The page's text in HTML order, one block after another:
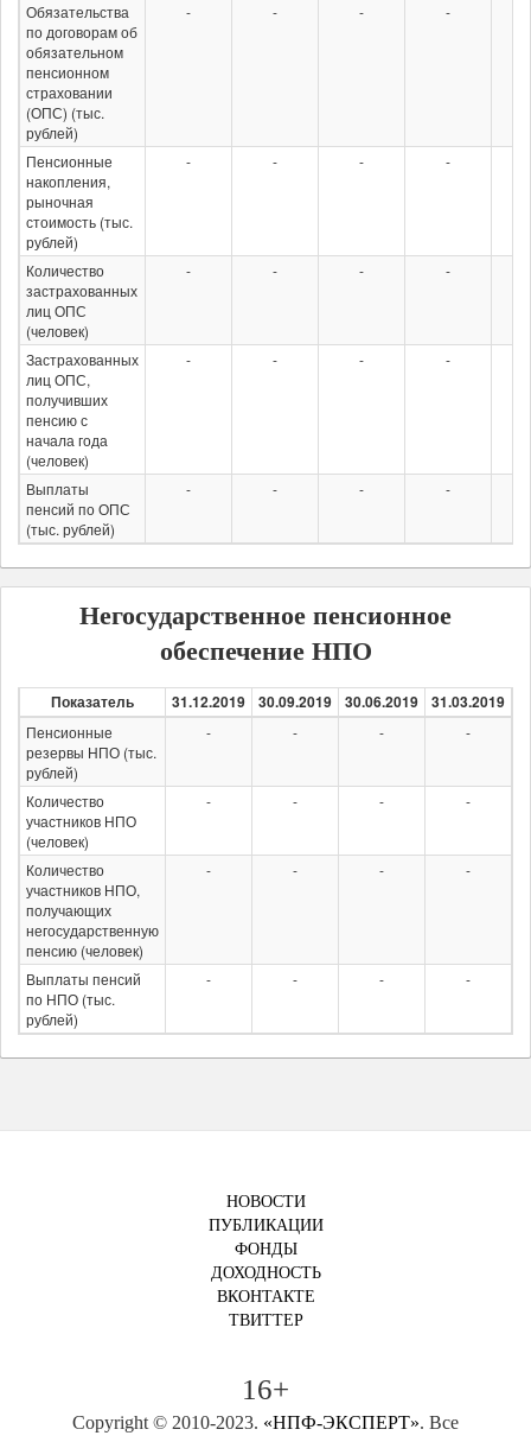
Обязательства
по договорам об
обязательном
пенсионном
страховании
(ОПС) (тыс.
рублей)
- - - -
Пенсионные
накопления,
рыночная
стоимость (тыс.
рублей)
- - - -
Количество
застрахованных
лиц ОПС
(человек)
- - - -
Застрахованных
лиц ОПС,
получивших
пенсию с
начала года
(человек)
- - - -
Выплаты
пенсий по ОПС
(тыс. рублей)
- - - -
Негосударственное пенсионное
обеспечение НПО
Показатель 31.12.2019 30.09.2019 30.06.2019 31.03.2019
Пенсионные
резервы НПО (тыс.
рублей)
- - - -
Количество
участников НПО
(человек)
- - - -
Количество
участников НПО,
получающих
негосударственную
пенсию (человек)
- - - -
Выплаты пенсий
по НПО (тыс.
рублей)
- - - -
НОВОСТИ
ПУБЛИКАЦИИ
ФОНДЫ
ДОХОДНОСТЬ
ВКОНТАКТЕ
ТВИТТЕР
16+
Copyright © 2010-2023. «НПФ-ЭКСПЕРТ». Все